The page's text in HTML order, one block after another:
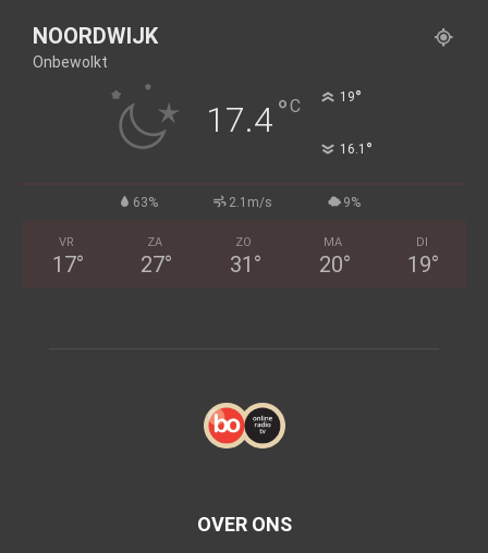
NOORDWIJK
Onbewolkt
17.4°C 19°
16.1 °
63% 2.1m/s 9%
VR
17°
ZA
27°
ZO
31 °
MA
20°
DI
19°
OVER ONS